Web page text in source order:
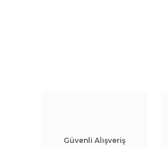
Güvenli Alışveriş